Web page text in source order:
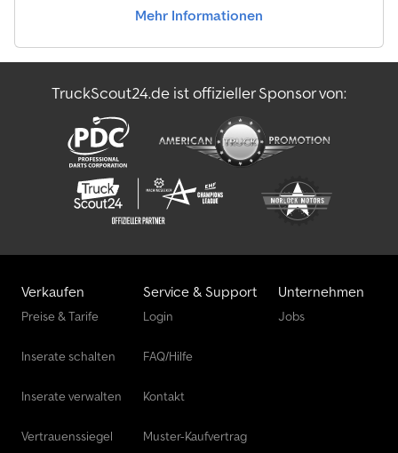
Mehr Informationen
TruckScout24.de ist offizieller Sponsor von:
Verkaufen
Preise & Tarife
Inserate schalten
Inserate verwalten
Vertrauenssiegel
Service & Support
Login
FAQ/Hilfe
Kontakt
Muster-Kaufvertrag
Unternehmen
Jobs